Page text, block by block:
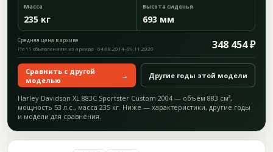
Масса
235 кг
Высота сиденья
693 мм
Средняя цена в архиве 348 454 ₽
По 11 объявлениям из архива · 04.08.2014–09.11.2020
Сравнить с другой
моделью
→ Другие годы этой модели
Harley Davidson XL 883C Sportster Custom 2004 — объём 883 см³,
мощность 53 л.с., масса 235 кг. Ниже — характеристики, другие годы
и модели для сравнения.